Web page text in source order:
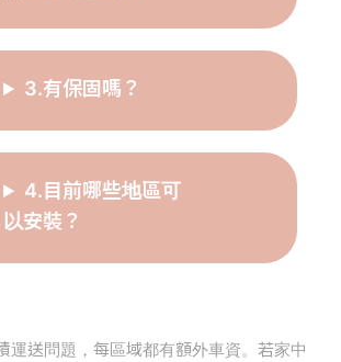
3.有保固嗎？
4.目前哪些地區可
以安裝？
運送問題，每區域都有額外車資。若家中